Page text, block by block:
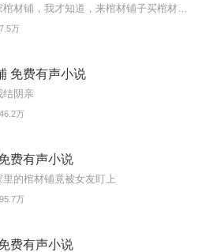
7.5万
免费有声小说
结阴亲
46.2万
费有声小说
的棺材铺竟被女友盯上
95.7万
费有声小说